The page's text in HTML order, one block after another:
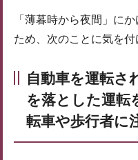
「薄暮時から夜間」に
ため、次のことに気を付
自動車を運転さ
を落とした運転
転車や歩行者に